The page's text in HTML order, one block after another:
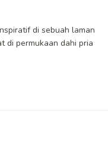
di sebuah laman
di permukaan dahi pria